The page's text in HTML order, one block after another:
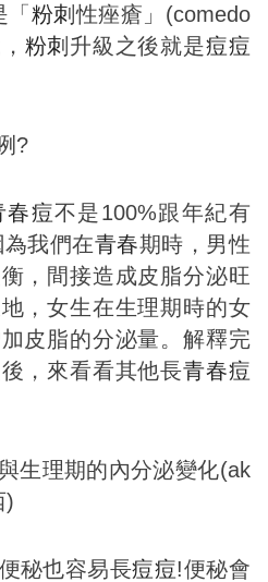
「 粉刺性痤瘡」(comedo
粉刺 升級之後就是痘痘
?
春痘不是100%跟年紀有
為我們在青春期時，男性
，間接造成皮脂分泌旺
，女生在生理期時的女
皮脂的分泌量。解釋完
，來看看其他長青春痘
生理期的內分泌變化(ak
)
秘也容易長痘痘!便秘會